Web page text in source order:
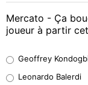
Mercato - Ça
joueur à partir
38%
Geoffrey
Leonardo Balerdi